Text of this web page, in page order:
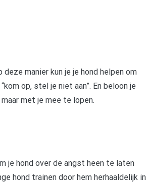
manier kun je je hond helpen om
op, stel je niet aan”. En beloon je
met je mee te lopen.
je hond over de angst heen te laten
hond trainen door hem herhaaldelijk in